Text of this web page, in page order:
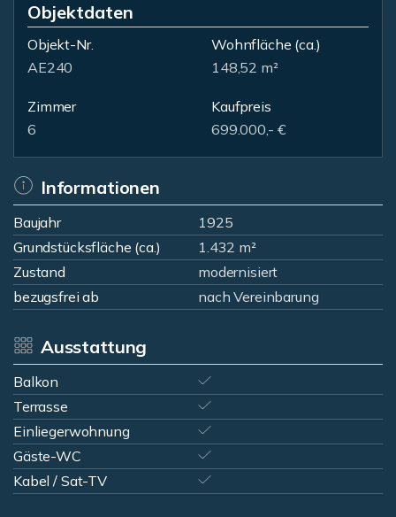
Objektdaten
Objekt-Nr.
AE240
Wohnfläche (ca.)
148,52 m²
Zimmer
6
Kaufpreis
699.000,- €
Informationen
Baujahr
1925
Grundstücksfläche (ca.)
1.432 m²
Zustand
modernisiert
bezugsfrei ab
nach Vereinbarung
Ausstattung
Balkon
Terrasse
Einliegerwohnung
Gäste-WC
Kabel / Sat-TV